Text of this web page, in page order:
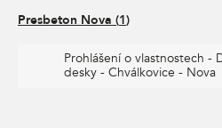
Presbeton Nova (1)
Prohlášení o vlastnostech -
desky - Chválkovice - Nova